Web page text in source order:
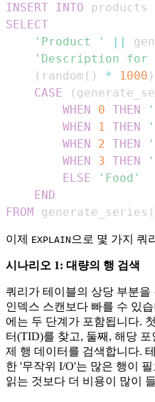
INSERT INTO products
SELECT
'Product '
||
'Description for
( random ( ) * 1000 )
CASE
(
WHEN
0 THEN
WHEN
1 THEN
WHEN
2 THEN
WHEN
3 THEN
ELSE
'Food'
END
FROM generate_series (
이제 EXPLAIN 으로 몇 가지 쿼
시나리오 1: 대량의 행 검색
쿼리가 테이블의 상당 부분을
인덱스 스캔보다 빠를 수 있
에는 두 단계가 포함됩니다.
터(TID)를 찾고, 둘째, 해당
제 행 데이터를 검색합니다.
한 '무작위 I/O'는 많은 행이
읽는 것보다 더 비용이 많이